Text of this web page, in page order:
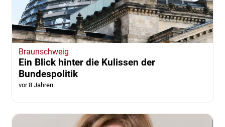
Braunschweig
Ein Blick hinter die Kulissen der
Bundespolitik
vor 8 Jahren